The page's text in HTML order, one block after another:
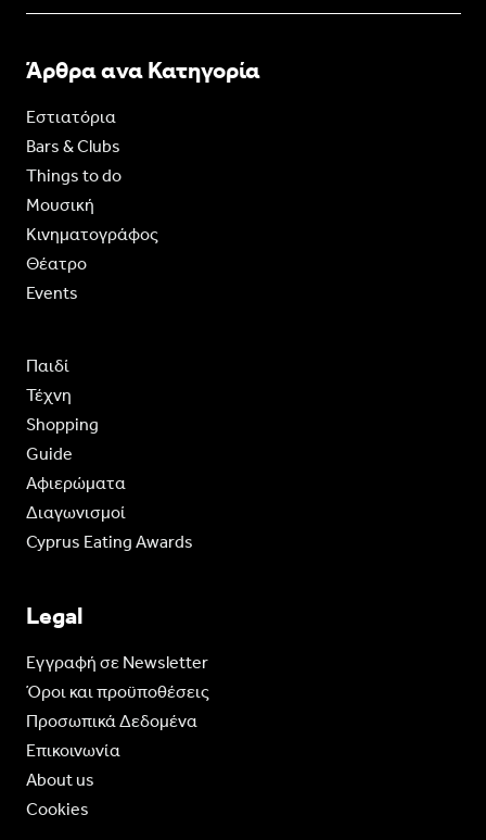
Άρθρα ανα Κατηγορία
Εστιατόρια
Bars & Clubs
Things to do
Moυσική
Κινηματογράφος
Θέατρο
Events
Παιδί
Τέχνη
Shopping
Guide
Aφιερώματα
Διαγωνισμοί
Cyprus Eating Awards
Legal
Eγγραφή σε Newsletter
Όροι και προϋποθέσεις
Προσωπικά Δεδομένα
Επικοινωνία
About us
Cookies